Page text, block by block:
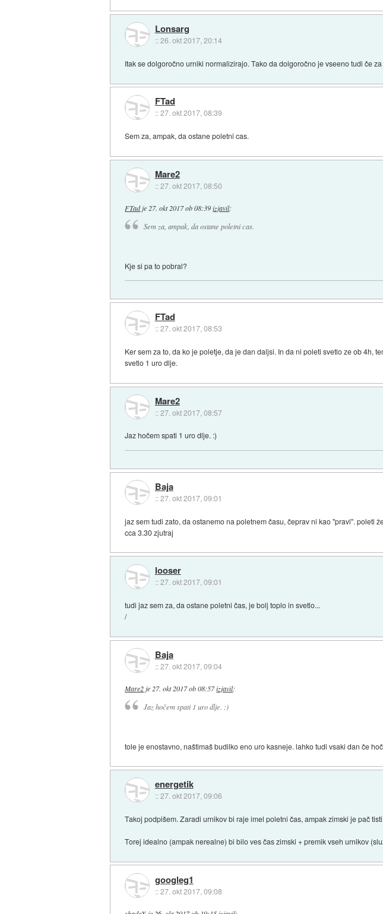
Lonsarg
::26. okt 2017, 20:14
Itak se dolgoročno urniki normalizirajo. Tako da dolgoročno je vseeno tudi če
FTad
::27. okt 2017, 08:39
Sem za, ampak, da ostane poletni cas.
Mare2
::27. okt 2017, 08:50
FTadje27. okt 2017 ob 08:39 izjavil:
Sem za, ampak, da ostane poletni cas.
Kje si pa to pobral?
FTad
::27. okt 2017, 08:53
Ker sem za to, da ko je poletje, da je dan daljsi. In da ni poleti svetlo ze ob 4h,
svetlo 1 uro dlje.
Mare2
::27. okt 2017, 08:57
Jaz hočem spati 1 uro dlje. :)
Baja
::27. okt 2017, 09:01
jaz sem tudi zato, da ostanemo na poletnem času, čeprav ni kao "pravi". poleti
cca 3.30 zjutraj
looser
::27. okt 2017, 09:01
tudi jaz sem za, da ostane poletni čas, je bolj toplo in svetlo...
/
Baja
::27. okt 2017, 09:04
Mare2je27. okt 2017 ob 08:57izjavil:
Jaz hočem spati 1 uro dlje. :)
tole je enostavno, naštimaš budilko eno uro kasneje. lahko tudi vsaki dan če
energetik
::27. okt 2017, 09:06
Takoj podpišem. Zaradi urnikov bi raje imel poletni čas, ampak zimski je pač
Torej idealno (ampak nerealne) bi bilo ves čas zimski + premik vseh urnikov
googleg1
::27. okt 2017, 09:08